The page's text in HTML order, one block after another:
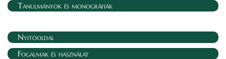
Tanulmányok és monográfiák
Nyitóoldal
Fogalmak és használat